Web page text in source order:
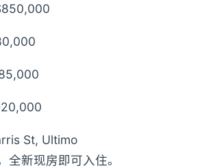
St, Ultimo
全新现房即可入住。